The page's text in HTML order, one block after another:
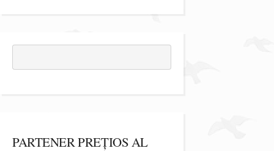
PARTENER PREȚIOS AL